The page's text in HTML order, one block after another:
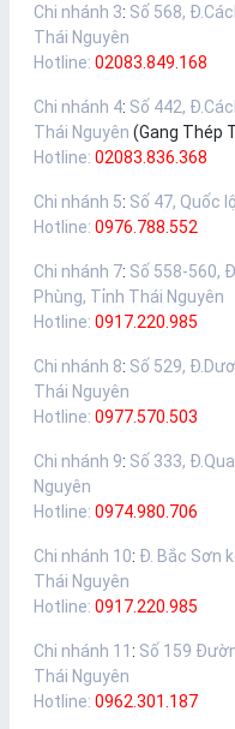
Chi nhánh 3: Số 568,
Thái Nguyên
Hotline: 02083.849.168
Chi nhánh 4: Số 442,
Thái Nguyên (Gang Thép
Hotline: 02083.836.368
Chi nhánh 5: Số 47, Quốc
Hotline: 0976.788.552
Chi nhánh 7: Số 558-560,
Phùng, Tỉnh Thái Nguyên
Hotline: 0917.220.985
Chi nhánh 8: Số 529,
Thái Nguyên
Hotline: 0977.570.503
Chi nhánh 9: Số 333,
Nguyên
Hotline: 0974.980.706
Chi nhánh 10: Đ. Bắc Sơn
Thái Nguyên
Hotline: 0917.220.985
Chi nhánh 11 : Số 159
Thái Nguyên
Hotline: 0962.301.187